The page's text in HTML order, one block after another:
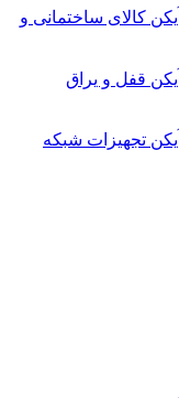
کالای ساختمانی و
قفل و یراق
تجهیزات شبکه